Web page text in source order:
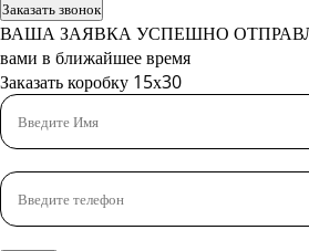
Заказать звонок
ВАША ЗАЯВКА УСПЕШНО
вами в ближайшее время
Заказать коробку 15х30